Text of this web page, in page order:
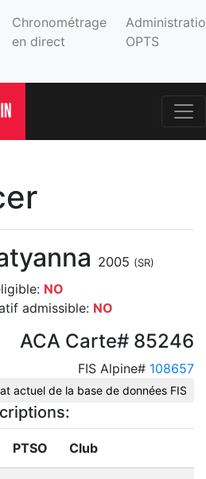
Chronométrage
en direct
OPTS
2005 (SR)
NO
admissible: NO
ACA Carte# 85246
FIS Alpine# 108657
actuel de la base de données FIS
PTSO Club